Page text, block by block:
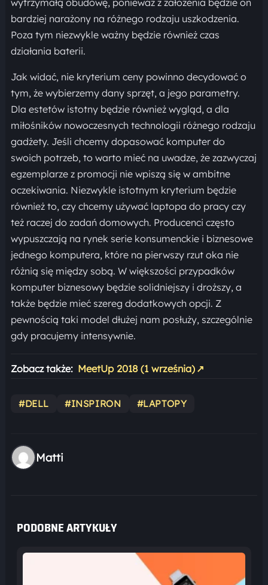
wytrzymałą obudowę, ponieważ z założenia będzie on
bardziej narażony na różnego rodzaju uszkodzenia.
Poza tym niezwykle ważny będzie również czas
działania baterii.
Jak widać, nie kryterium ceny powinno decydować o
tym, że wybierzemy dany sprzęt, a jego parametry.
Dla estetów istotny będzie również wygląd, a dla
miłośników nowoczesnych technologii różnego rodzaju
gadżety. Jeśli chcemy dopasować komputer do
swoich potrzeb, to warto mieć na uwadze, że zazwyczaj
egzemplarze z promocji nie wpiszą się w ambitne
oczekiwania. Niezwykle istotnym kryterium będzie
również to, czy chcemy używać laptopa do pracy czy
też raczej do zadań domowych. Producenci często
wypuszczają na rynek serie konsumenckie i biznesowe
jednego komputera, które na pierwszy rzut oka nie
różnią się między sobą. W większości przypadków
komputer biznesowy będzie solidniejszy i droższy, a
także będzie mieć szereg dodatkowych opcji. Z
pewnością taki model dłużej nam posłuży, szczególnie
gdy pracujemy intensywnie.
Zobacz także: MeetUp 2018 (1 września) ↗
#DELL #INSPIRON #LAPTOPY
Matti
PODOBNE ARTYKUŁY